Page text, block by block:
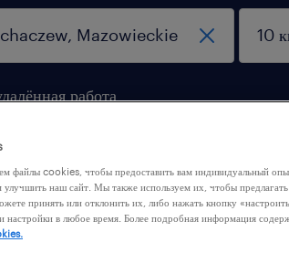
работа
никакой работы с этими
файлы cookies, чтобы предоставить вам индивидуальный
наш сайт. Мы также используем их, чтобы
принять или отклонить их, либо нажать кнопку
настройки в любое время. Более подробная информация